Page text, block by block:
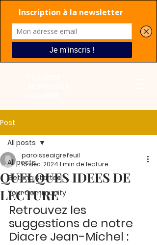
Post
All posts
Getting Started
Your Community
All posts
QUELQUES IDEES DE
LECTURE
paroisseaigrefeuil
15 déc. 20241 min de lecture
Retrouvez les
suggestions de notre
Diacre Jean-Michel :